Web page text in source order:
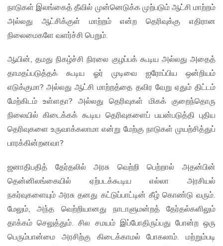
நாடுகள் இலங்கைத் தீவில் முன்னெடுக்க முற்படும் ஆட்சி மாற்றம்
அல்லது ஆட்சிக்குள் மாற்றம் என்ற தெரிவுக்கு எதிரான
நிலைமைகளே வளர்ச்சி பெறும்.
ஆயின், தமது நிகழ்ச்சி நிரலை குழப்பக் கூடிய அல்லது அதைத்
தாமதப்படுத்தக் கூடிய ஓர் முடிவை ஐரோப்பிய ஒன்றியம்
எடுக்குமா? அல்லது ஆட்சி மாற்றத்தை தவிர வேறு ஏதும் திட்டம்
மேற்கிடம் உள்ளதா? அல்லது தெரிவுகள் மிகக் குறைந்தொரு
நிலையில் கிடைக்கக் கூடிய தெரிவுகளைப் பயன்படுத்தி புதிய
தெரிவுகளை உருவாக்கலாமா என்று மேற்கு நாடுகள் முயற்சித்துப்
பாரக்கின்றனவா?
ஜனாதிபதித் தேர்தலில் அரசு வெற்றி பெற்றால் அதன்பின்
தென்னிலங்கையில் ஏற்படக்கூடிய எல்லா அரசியல்
நகர்வுகளையும் அரசு தனது கட்டுப்பாட்டின் கீழ் கொண்டு வரும்.
மேலும், அந்த வெற்றியானது நாடாளுமன்றத் தேர்தல்களிலும்
தாக்கம் செலுத்தும். சில சமயம் இப்போதிருப்பது போன்ற ஒரு
பெரும்பான்மை அரசிற்கு கிடைக்காமல் போகலாம். மற்றும்படி